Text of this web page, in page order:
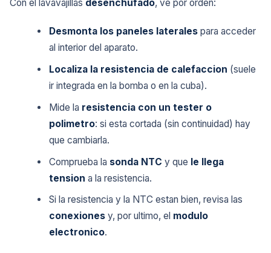
Con el lavavajillas desenchufado, ve por orden:
Desmonta los paneles laterales para acceder
al interior del aparato.
Localiza la resistencia de calefaccion (suele
ir integrada en la bomba o en la cuba).
Mide la resistencia con un tester o
polimetro: si esta cortada (sin continuidad) hay
que cambiarla.
Comprueba la sonda NTC y que le llega
tension a la resistencia.
Si la resistencia y la NTC estan bien, revisa las
conexiones y, por ultimo, el modulo
electronico.